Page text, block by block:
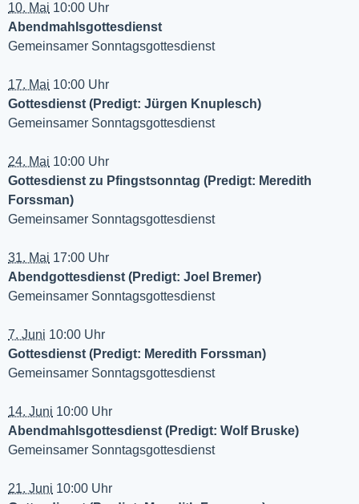
10. Mai 10:00 Uhr
Abendmahlsgottesdienst
Gemeinsamer Sonntagsgottesdienst
17. Mai 10:00 Uhr
Gottesdienst (Predigt: Jürgen Knuplesch)
Gemeinsamer Sonntagsgottesdienst
24. Mai 10:00 Uhr
Gottesdienst zu Pfingstsonntag (Predigt: Meredith
Forssman)
Gemeinsamer Sonntagsgottesdienst
31. Mai 17:00 Uhr
Abendgottesdienst (Predigt: Joel Bremer)
Gemeinsamer Sonntagsgottesdienst
7. Juni 10:00 Uhr
Gottesdienst (Predigt: Meredith Forssman)
Gemeinsamer Sonntagsgottesdienst
14. Juni 10:00 Uhr
Abendmahlsgottesdienst (Predigt: Wolf Bruske)
Gemeinsamer Sonntagsgottesdienst
21. Juni 10:00 Uhr